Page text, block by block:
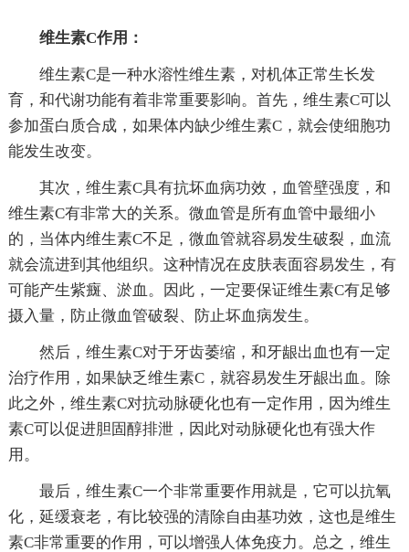
维生素C作用：
维生素C是一种水溶性维生素，对机体正常生长发
育，和代谢功能有着非常重要影响。首先，维生素C可以
参加蛋白质合成，如果体内缺少维生素C，就会使细胞功
能发生改变。
其次，维生素C具有抗坏血病功效，血管壁强度，和
维生素C有非常大的关系。微血管是所有血管中最细小
的，当体内维生素C不足，微血管就容易发生破裂，血流
就会流进到其他组织。这种情况在皮肤表面容易发生，有
可能产生紫癍、淤血。因此，一定要保证维生素C有足够
摄入量，防止微血管破裂、防止坏血病发生。
然后，维生素C对于牙齿萎缩，和牙龈出血也有一定
治疗作用，如果缺乏维生素C，就容易发生牙龈出血。除
此之外，维生素C对抗动脉硬化也有一定作用，因为维生
素C可以促进胆固醇排泄，因此对动脉硬化也有强大作
用。
最后，维生素C一个非常重要作用就是，它可以抗氧
化，延缓衰老，有比较强的清除自由基功效，这也是维生
素C非常重要的作用，可以增强人体免疫力。总之，维生